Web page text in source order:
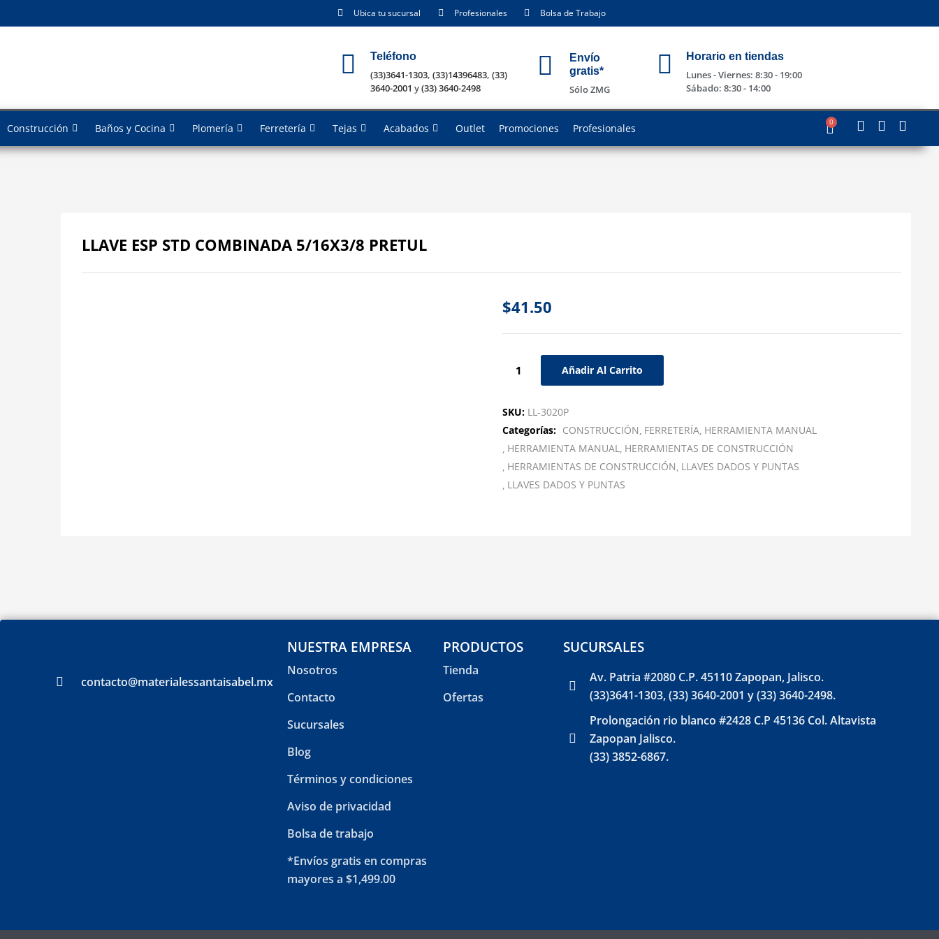
Ubica tu sucursal Profesionales Bolsa de Trabajo
Teléfono
(33)3641-1303, (33)14396483, (33)
3640-2001 y(33) 3640-2498
Envío
gratis*
Sólo ZMG
Horario en tiendas
Lunes - Viernes: 8:30 - 19:00
Sábado: 8:30 - 14:00
Construcción Baños y Cocina Plomería Ferretería Tejas Acabados Outlet Promociones Profesionales 0
LLAVE ESP STD COMBINADA 5/16X3/8 PRETUL
$41.50
Añadir Al Carrito
SKU: LL-3020P
Categorías: CONSTRUCCIÓN FERRETERÍA HERRAMIENTA MANUAL
HERRAMIENTA MANUAL HERRAMIENTAS DE CONSTRUCCIÓN
HERRAMIENTAS DE CONSTRUCCIÓN LLAVES DADOS Y PUNTAS
LLAVES DADOS Y PUNTAS
contacto@materialessantaisabel.mx
NUESTRA EMPRESA
Nosotros
Contacto
Sucursales
Blog
Términos y condiciones
Aviso de privacidad
Bolsa de trabajo
*Envíos gratis en compras
mayores a $1,499.00
PRODUCTOS
Tienda
Ofertas
SUCURSALES
Av. Patria #2080 C.P. 45110 Zapopan, Jalisco.
(33)3641-1303, (33) 3640-2001 y (33) 3640-2498.
Prolongación rio blanco #2428 C.P 45136 Col. Altavista
Zapopan Jalisco.
(33) 3852-6867.